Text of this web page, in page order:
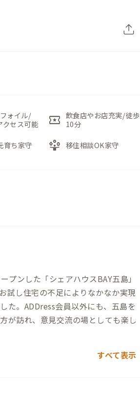
ォイル/
クセス可能
local_activity 飲食店やお店充実/徒歩
10分
育ち家守 person_play 移住相談OK家守
プンした「シェアハウスBAY五島」
試し住宅の不足によりなかなか実現
た。ADDress会員以外にも、五島を
が訪れ、意見交流の場としても楽し
、島では珍しい買い物や食事が徒歩
すべて表示